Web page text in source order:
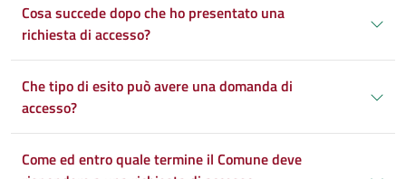
Cosa succede dopo che ho presentato una
richiesta di accesso?
Che tipo di esito può avere una domanda di
accesso?
Come ed entro quale termine il Comune deve